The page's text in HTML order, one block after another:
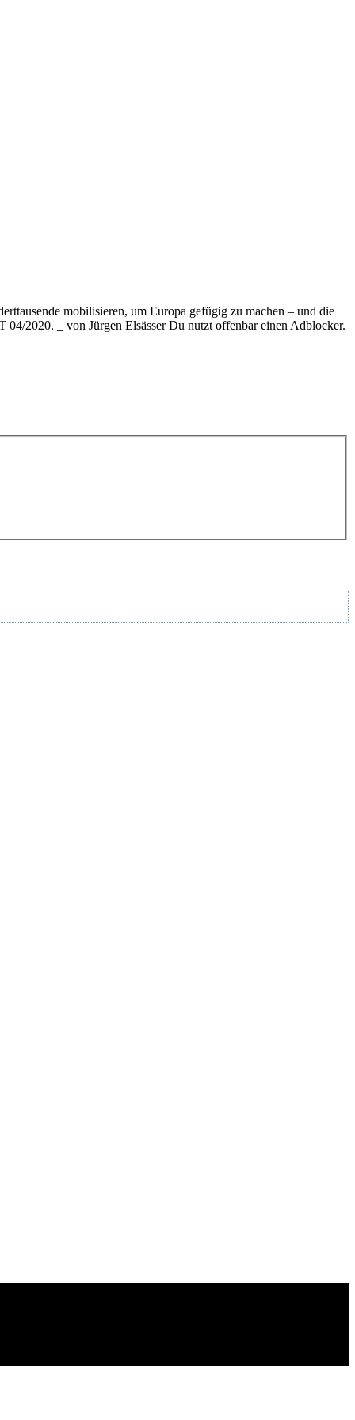
mobilisieren, um Europa gefügig zu machen – und die
2020. _ von Jürgen Elsässer Du nutzt offenbar einen Adblocker.